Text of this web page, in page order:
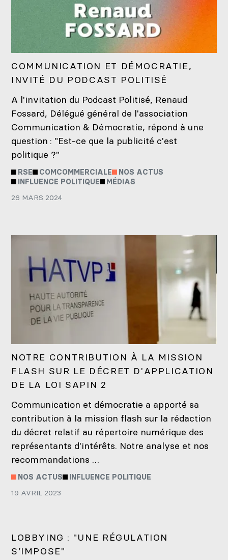
COMMUNICATION ET DÉMOCRATIE,
INVITÉ DU PODCAST POLITISÉ
A l'invitation du Podcast Politisé, Renaud
Fossard, Délégué général de l'association
Communication & Démocratie, répond à une
question : "Est-ce que la publicité c'est
politique ?"
RSE COMCOMMERCIALE
NOS ACTUS
INFLUENCE POLITIQUE
MÉDIAS
26 MARS 2024
NOTRE CONTRIBUTION À LA MISSION
FLASH SUR LE DÉCRET D'APPLICATION
DE LA LOI SAPIN 2
Communication et démocratie a apporté sa
contribution à la mission flash sur la rédaction
du décret relatif au répertoire numérique des
représentants d'intérêts. Notre analyse et nos
recommandations …
NOS ACTUS
INFLUENCE POLITIQUE
19 AVRIL 2023
LOBBYING : "UNE RÉGULATION
S’IMPOSE"